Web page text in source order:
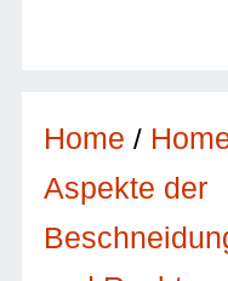
Home /
Aspekte der